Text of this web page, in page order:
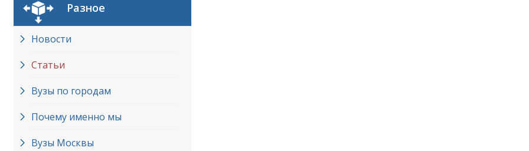
Разное
Новости
Статьи
Вузы по городам
Почему именно мы
Вузы Москвы